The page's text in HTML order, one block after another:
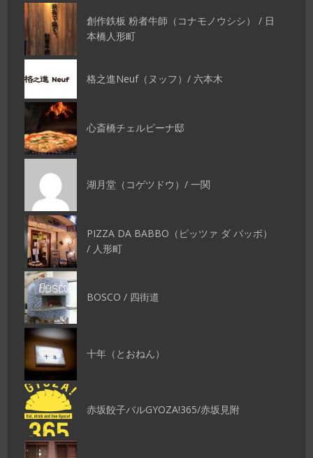
創作鉄板 粉者牛師（コナモノウシシ） / 日
本橋人形町
格之進Neuf（ヌッフ）/ 六本木
心斎橋チェルピーナ邸
湖月堂（コゲツドウ）/ 一関
PIZZA DA BABBO（ピッツァ ダ バッボ）
/ 人形町
BOSCO / 四街道
十年（とおねん）
赤坂餃子バルGYOZA!365/赤坂見附